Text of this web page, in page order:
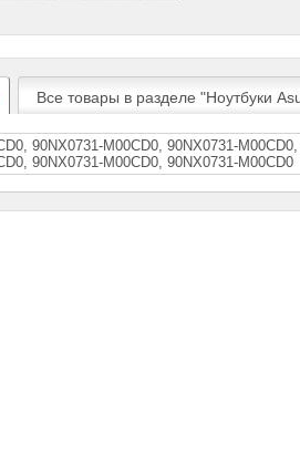
Все товары в разделе "Ноутбуки
90NX0731-M00CD0, 90NX0731-
90NХ0731-М00СD0, 90NХ0731-М00СD0